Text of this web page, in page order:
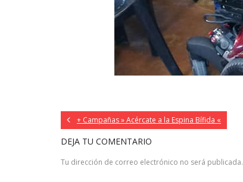
+ Campañas » Acércate a la Espina Bífida «
DEJA TU COMENTARIO
Tu dirección de correo electrónico no será publicada.